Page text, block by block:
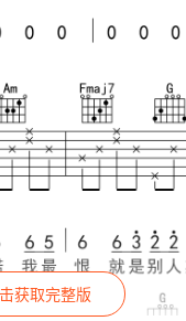
获取完整版